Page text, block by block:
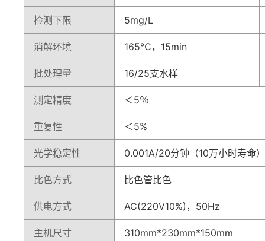
检测下限 5mg/L
消解环境 165℃，15min
批处理量 16/25支水样
测定精度 ＜5％
重复性 ＜5%
光学稳定性 0.001A/20分钟（10万小时寿命）
比色方式 比色管比色
供电方式 AC(220V10%)，50Hz
主机尺寸 310mm*230mm*150mm